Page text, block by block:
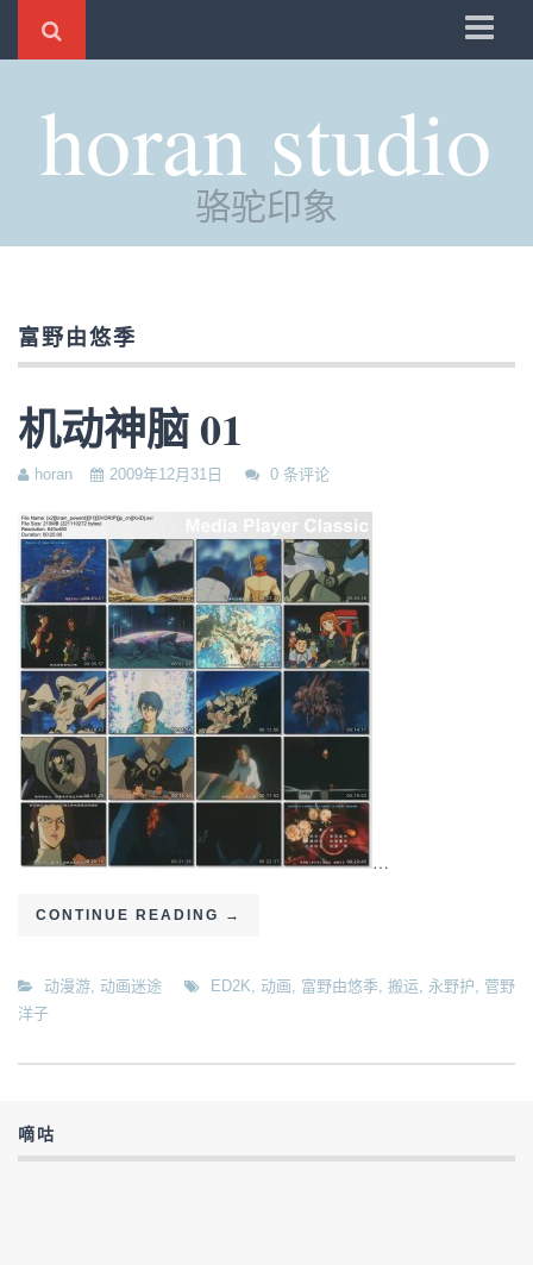
时光
评分
管理
horan studio
骆驼印象
富野由悠季
机动神脑 01
horan 2009年12月31日 0 条评论
…
CONTINUE READING →
动漫游, 动画迷途 ED2K, 动画, 富野由悠季, 搬运, 永野护, 菅野
洋子
嘀咕